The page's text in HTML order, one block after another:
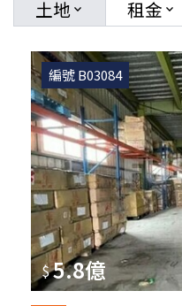
土地keyboard_arrow_down 租金 keyboard_arrow_down
編號 B03084
$5.8億